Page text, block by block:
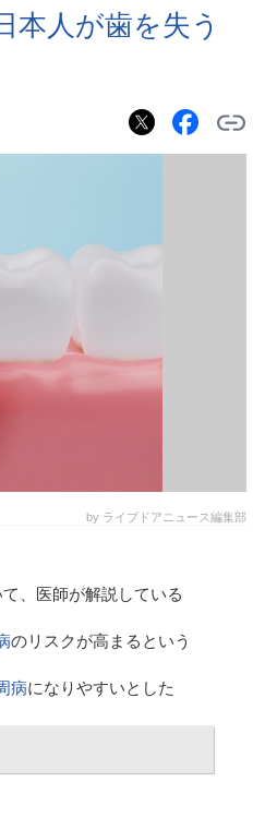
人が歯を失う
by ライブドアニュース編集部
、医師が解説している
のリスクが高まるという
病になりやすいとした